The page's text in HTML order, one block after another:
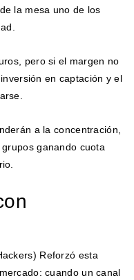
la mesa uno de los
pero si el margen no
en captación y el
a la concentración,
ganando cuota
Reforzó esta
cuando un canal